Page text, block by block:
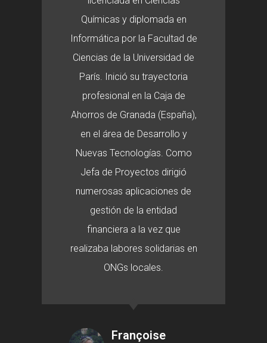
Químicas y diplomada en
Informática por la Facultad de
Ciencias de la Universidad de
París. Inició su trayectoria
profesional en la Caja de
Ahorros de Granada (España),
en el área de Desarrollo y
Nuevas Tecnologías. Como
Jefa de Proyectos dirigió
numerosas aplicaciones de
gestión de la entidad
financiera a la vez que
realizaba labores solidarias en
ONGs locales.
Françoise